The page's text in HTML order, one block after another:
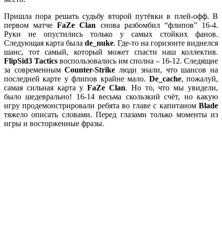
Пришла пора решать судьбу второй путёвки в плей-офф. В
первом матчеFaZe Clan снова разбомбил “флипов” 16-4.
Руки не опустились только у самых стойких фанов.
Следующая карта была de_nuke. Где-то на горизонте виднелся
шанс, тот самый, который может спасти наш коллектив.
FlipSid3 Tactics воспользовались им сполна – 16-12. Следящие
за современнымCounter-Strike люди знали, что шансов на
последней карте у флипов крайне мало. De_cache, пожалуй,
самая сильная карта уFaZe Clan. Но то, что мы увидели,
было шедеврально! 16-14 весьма скользкий счёт, но какую
игру продемонстрировали ребята во главе с капитаном Blade
тяжело описать словами. Перед глазами только моменты из
игры и восторженные фразы.